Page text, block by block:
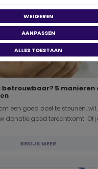
betrouwbaar? 5 manieren
een goed doel te steunen,
donatie goed terechtkomt. Of
BEKIJK MEER
WEIGEREN
AANPASSEN
ALLES TOESTAAN